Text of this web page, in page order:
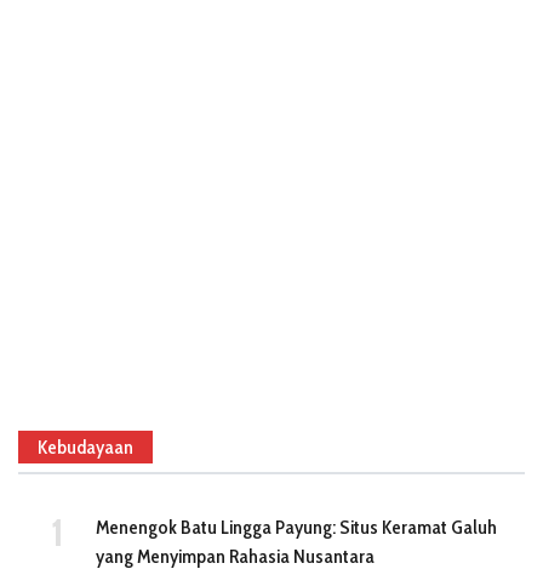
Kebudayaan
Menengok Batu Lingga Payung: Situs Keramat Galuh
yang Menyimpan Rahasia Nusantara